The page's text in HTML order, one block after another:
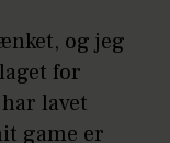
og jeg
for
lavet
game er